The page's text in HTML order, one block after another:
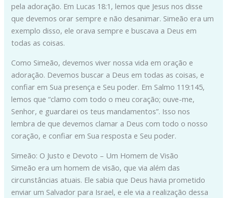
pela adoração. Em Lucas 18:1, lemos que Jesus nos disse
que devemos orar sempre e não desanimar. Simeão era um
exemplo disso, ele orava sempre e buscava a Deus em
todas as coisas.
Como Simeão, devemos viver nossa vida em oração e
adoração. Devemos buscar a Deus em todas as coisas, e
confiar em Sua presença e Seu poder. Em Salmo 119:145,
lemos que “clamo com todo o meu coração; ouve-me,
Senhor, e guardarei os teus mandamentos”. Isso nos
lembra de que devemos clamar a Deus com todo o nosso
coração, e confiar em Sua resposta e Seu poder.
Simeão: O Justo e Devoto – Um Homem de Visão
Simeão era um homem de visão, que via além das
circunstâncias atuais. Ele sabia que Deus havia prometido
enviar um Salvador para Israel, e ele via a realização dessa